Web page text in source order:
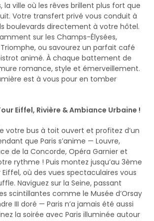
la ville où les rêves brillent plus fort que
Votre transfert privé vous conduit à
boulevards directement à votre hôtel.
sur les Champs-Élysées,
Triomphe, ou savourez un parfait café
animé. À chaque battement de
romance, style et émerveillement.
est à vous pour en tomber
Eiffel, Rivière & Ambiance Urbaine !
votre bus à toit ouvert et profitez d’un
que Paris s’anime — Louvre,
de la Concorde, Opéra Garnier et
rythme ! Puis montez jusqu’au 3ème
où des vues spectaculaires vous
Naviguez sur la Seine, passant
scintillantes comme le Musée d’Orsay
III doré — Paris n’a jamais été aussi
la soirée avec Paris illuminée autour